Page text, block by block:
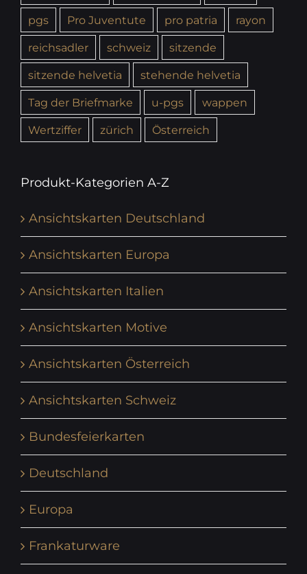
pgs
Pro Juventute pro patria
rayon
reichsadler
schweiz
sitzende
sitzende helvetia
stehende helvetia
Tag der Briefmarke
u-pgs
wappen
Wertziffer
zürich Österreich
Produkt-Kategorien A-Z
Ansichtskarten Deutschland
Ansichtskarten Europa
Ansichtskarten Italien
Ansichtskarten Motive
Ansichtskarten Österreich
Ansichtskarten Schweiz
Bundesfeierkarten
Deutschland
Europa
Frankaturware